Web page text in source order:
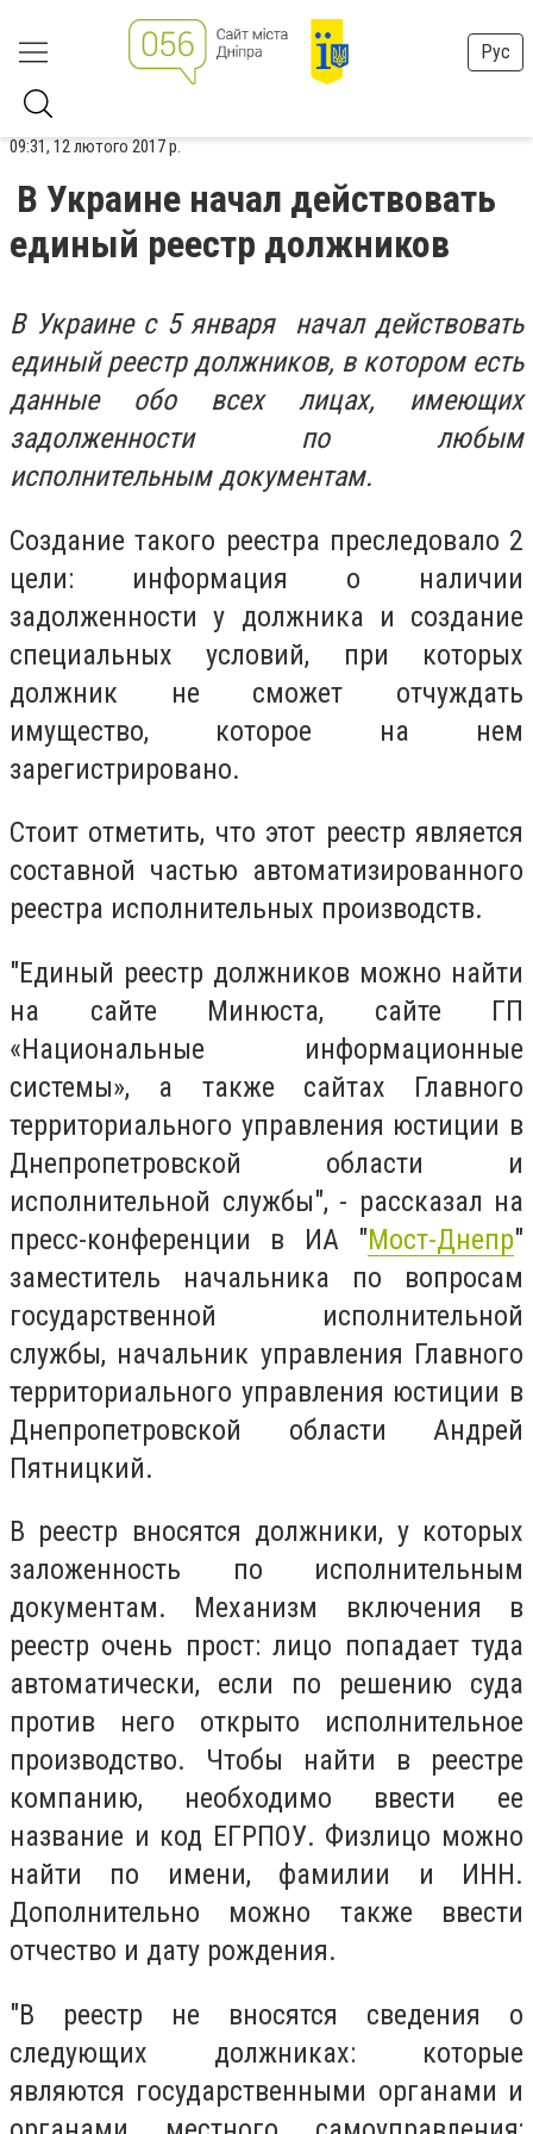
Рус
09:31, 12 лютого 2017 р.
В Украине начал действовать
единый реестр должников
В Украине с 5 января
начал действовать
единый реестр должников, в котором есть
данные обо всех лицах, имеющих
задолженности по любым
исполнительным документам.
Создание такого реестра преследовало 2
цели: информация о наличии
задолженности у должника и создание
специальных условий, при которых
должник не сможет отчуждать
имущество, которое на нем
зарегистрировано.
Стоит отметить, что этот реестр является
составной частью автоматизированного
реестра исполнительных производств.
"Единый реестр должников можно найти
на сайте Минюста, сайте ГП
«Национальные информационные
системы», а также сайтах Главного
территориального управления юстиции в
Днепропетровской области и
исполнительной службы", - рассказал на
пресс-конференции в ИА "Мост-Днепр"
заместитель начальника по вопросам
государственной исполнительной
службы, начальник управления Главного
территориального управления юстиции в
Днепропетровской области Андрей
Пятницкий.
В реестр вносятся должники, у которых
заложенность по исполнительным
документам. Механизм включения в
реестр очень прост: лицо попадает туда
автоматически, если по решению суда
против него открыто исполнительное
производство. Чтобы найти в реестре
компанию, необходимо ввести ее
название и код ЕГРПОУ. Физлицо можно
найти по имени, фамилии и ИНН.
Дополнительно можно также ввести
отчество и дату рождения.
"В реестр не вносятся сведения о
следующих должниках: которые
являются государственными органами и